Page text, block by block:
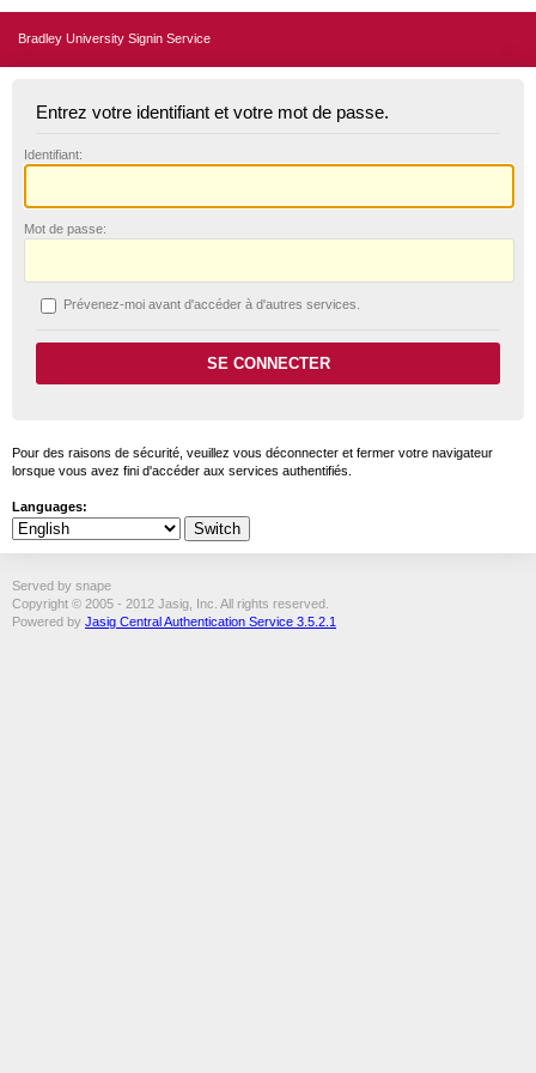
Bradley University Signin Service
Entrez votre identifiant et votre mot de passe.
Identifiant:
Mot de passe:
Prévenez-moi avant d'accéder à d'autres services.
Pour des raisons de sécurité, veuillez vous déconnecter et fermer votre navigateur
lorsque vous avez fini d'accéder aux services authentifiés.
Languages:
Served by snape
Copyright © 2005 - 2012 Jasig, Inc. All rights reserved.
Powered by Jasig Central Authentication Service 3.5.2.1